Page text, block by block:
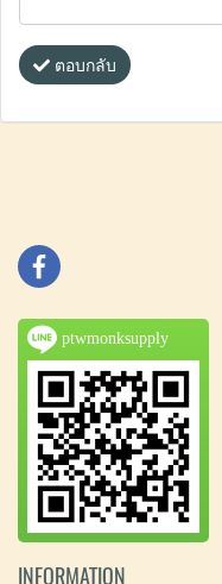
ตอบกลับ
ptwmonksupply
INFORMATION